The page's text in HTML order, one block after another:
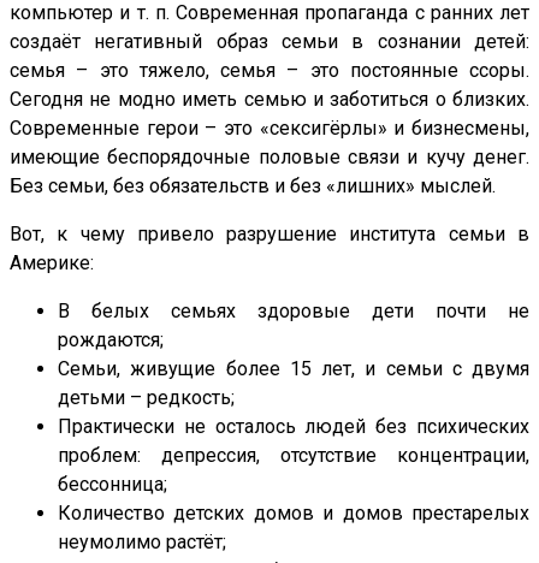
компьютер и т. п. Современная пропаганда с ранних лет
создаёт негативный образ семьи в сознании детей:
семья – это тяжело, семья – это постоянные ссоры.
Сегодня не модно иметь семью и заботиться о близких.
Современные герои – это «сексигёрлы» и бизнесмены,
имеющие беспорядочные половые связи и кучу денег.
Без семьи, без обязательств и без «лишних» мыслей.
Вот, к чему привело разрушение института семьи в
Америке:
В белых семьях здоровые дети почти не
рождаются;
Семьи, живущие более 15 лет, и семьи с двумя
детьми – редкость;
Практически не осталось людей без психических
проблем: депрессия, отсутствие концентрации,
бессонница;
Количество детских домов и домов престарелых
неумолимо растёт;